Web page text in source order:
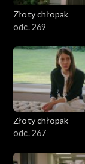
Złoty chłopak
odc. 269
Złoty chłopak
odc. 267